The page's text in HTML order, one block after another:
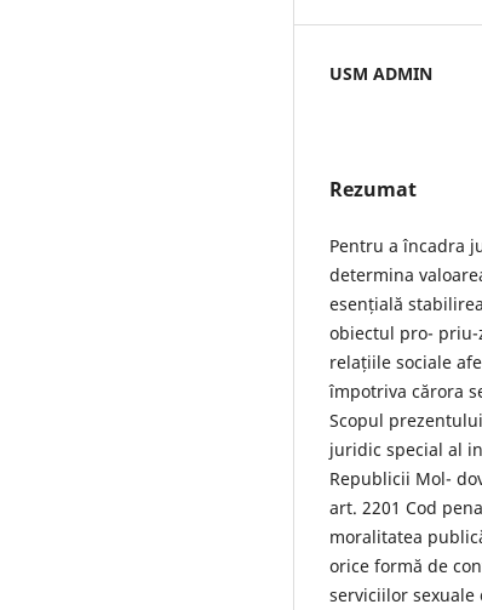
USM ADMIN
Rezumat
Pentru a încadra
determina
esențială
obiectul pro-
relațiile sociale
împotriva cărora
Scopul
juridic special al
Republicii Mol-
art. 2201 Cod
moralitatea
orice formă de
serviciilor